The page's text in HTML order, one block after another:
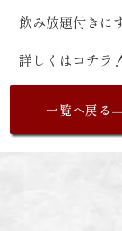
飲み放題付きに
詳しくはコチラ！
一覧へ戻る